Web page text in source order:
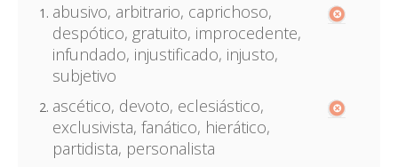
abusivo, arbitrario, caprichoso,
despótico, gratuito, improcedente,
infundado, injustificado, injusto,
subjetivo
ascético, devoto, eclesiástico,
exclusivista, fanático, hierático,
partidista, personalista